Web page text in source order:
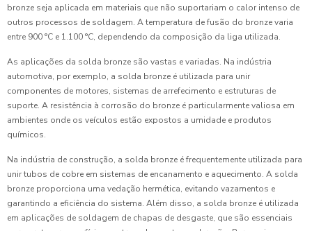
bronze seja aplicada em materiais que não suportariam o calor intenso de
outros processos de soldagem. A temperatura de fusão do bronze varia
entre 900 °C e 1.100 °C, dependendo da composição da liga utilizada.
As aplicações da solda bronze são vastas e variadas. Na indústria
automotiva, por exemplo, a solda bronze é utilizada para unir
componentes de motores, sistemas de arrefecimento e estruturas de
suporte. A resistência à corrosão do bronze é particularmente valiosa em
ambientes onde os veículos estão expostos a umidade e produtos
químicos.
Na indústria de construção, a solda bronze é frequentemente utilizada para
unir tubos de cobre em sistemas de encanamento e aquecimento. A solda
bronze proporciona uma vedação hermética, evitando vazamentos e
garantindo a eficiência do sistema. Além disso, a solda bronze é utilizada
em aplicações de soldagem de chapas de desgaste, que são essenciais